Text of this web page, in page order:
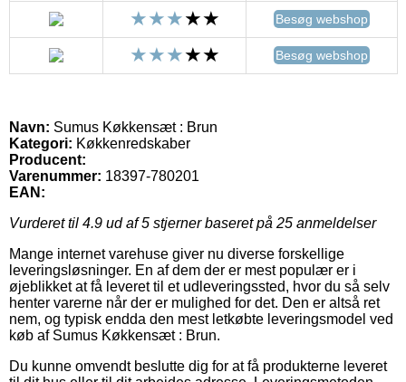
Besøg webshop
Besøg webshop
Navn: Sumus Køkkensæt : Brun
Kategori: Køkkenredskaber
Producent:
Varenummer: 18397-780201
EAN:
Vurderet til 4.9 ud af 5 stjerner baseret på 25 anmeldelser
Mange internet varehuse giver nu diverse forskellige
leveringsløsninger. En af dem der er mest populær er i
øjeblikket at få leveret til et udleveringssted, hvor du så selv
henter varerne når der er mulighed for det. Den er altså ret
nem, og typisk endda den mest letkøbte leveringsmodel ved
køb af Sumus Køkkensæt : Brun.
Du kunne omvendt beslutte dig for at få produkterne leveret